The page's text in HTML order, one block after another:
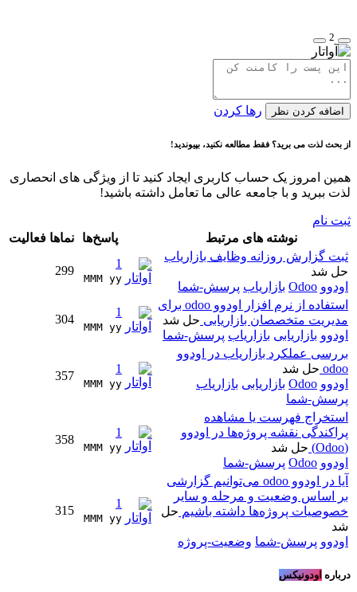
2
اضافه کردن نظر رها کردن
از بحث لذت می برید؟ فقط مطالعه نکنید، بپیوندید!
همین امروز یک حساب کاربری ایجاد کنید تا از ویژگی های انحصاری
لذت ببرید و با جامعه عالی ما تعامل داشته باشید!
ثبت نام
نوشته های مرتبط
پاسخ‌ها نماها فعالیت
ثبت گزارش روزانه وظایف بازاریاب
حل شد
اودوو Odoo بازاریاب پرسش-شما
1
MMM yy
299
استفاده از نرم افزار اودوو odoo برای
مدیریت متخصصان بازاریابی حل شد
اودوو بازاریابی بازاریاب پرسش-شما
1
MMM yy
304
بررسی عملکرد بازاریاب در اودوو
odoo حل شد
اودوو Odoo بازاریابی بازاریاب
پرسش-شما
1
MMM yy
357
استخراج فهرست یا مشاهده
پراکندگی نقشه پروژه‌ها در اودوو
(Odoo)
حل شد
اودوو Odoo پرسش-شما
1
MMM yy
358
آیا در اودوو odoo می‌توانیم گزارشی
بر اساس وضعیت و مرحله و سایر
خصوصیات پروژه‌ها داشته باشیم حل
شد
اودوو پرسش-شما وضعیت-پروژه
1
MMM yy
315
درباره اودونیکس